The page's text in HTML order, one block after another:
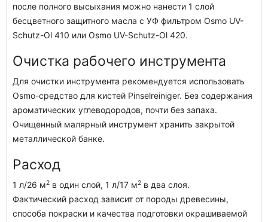
после полного высыхания можно нанести 1 слой
бесцветного защитного масла с УФ фильтром Osmo UV-
Schutz-Ol 410 или Osmo UV-Schutz-Ol 420.
Очистка рабочего инструмента
Для очистки инструмента рекомендуется использовать
Osmo-средство для кистей Pinselreiniger. Без содержания
ароматических углеводородов, почти без запаха.
Очищенный малярный инструмент хранить закрытой
металлической банке.
Расход
1 л/26 м2 в один слой, 1 л/17 м2 в два слоя.
Фактический расход зависит от породы древесины,
способа покраски и качества подготовки окрашиваемой